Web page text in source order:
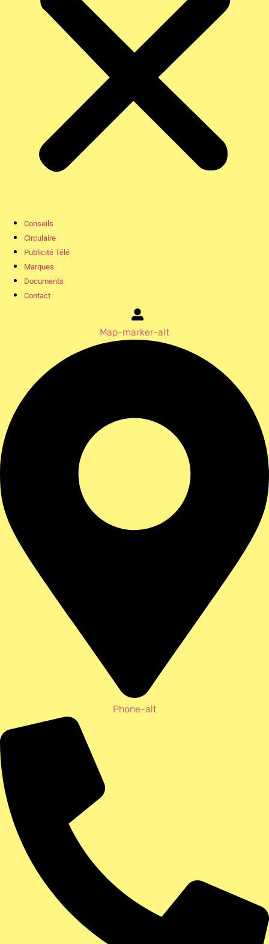
Conseils
Circulaire
Publicité Télé
Marques
Documents
Contact
Map-marker-alt
Phone-alt